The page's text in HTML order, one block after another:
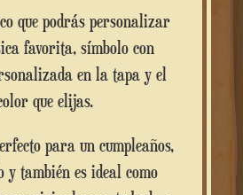
favorita, símbolo con
en la tapa y el
que elijas.
también es ideal como